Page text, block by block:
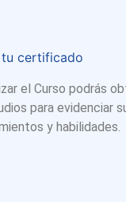
tu certificado
el Curso podrás
para evidenciar
y habilidades.